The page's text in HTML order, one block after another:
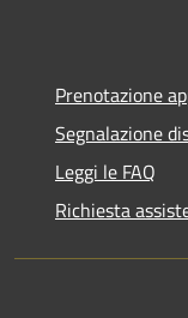
Prenotazione
Segnalazione
Leggi le FAQ
Richiesta